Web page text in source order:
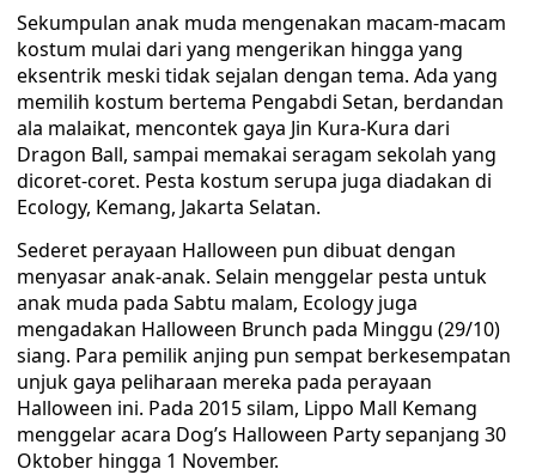
Sekumpulan anak muda mengenakan macam-macam
kostum mulai dari yang mengerikan hingga yang
eksentrik meski tidak sejalan dengan tema. Ada yang
memilih kostum bertema Pengabdi Setan, berdandan
ala malaikat, mencontek gaya Jin Kura-Kura dari
Dragon Ball, sampai memakai seragam sekolah yang
dicoret-coret. Pesta kostum serupa juga diadakan di
Ecology, Kemang, Jakarta Selatan.
Sederet perayaan Halloween pun dibuat dengan
menyasar anak-anak. Selain menggelar pesta untuk
anak muda pada Sabtu malam, Ecology juga
mengadakan Halloween Brunch pada Minggu (29/10)
siang. Para pemilik anjing pun sempat berkesempatan
unjuk gaya peliharaan mereka pada perayaan
Halloween ini. Pada 2015 silam, Lippo Mall Kemang
menggelar acara Dog’s Halloween Party sepanjang 30
Oktober hingga 1 November.